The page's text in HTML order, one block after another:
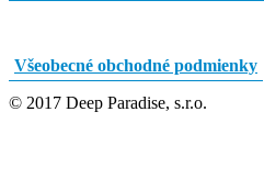
Všeobecné obchodné podmienky
© 2017 Deep Paradise, s.r.o.